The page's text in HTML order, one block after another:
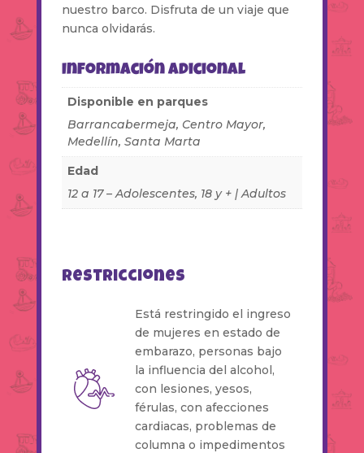
nuestro barco. Disfruta de un viaje que
nunca olvidarás.
Información adicional
Disponible en parques
Barrancabermeja, Centro Mayor,
Medellín, Santa Marta
Edad
12 a 17 – Adolescentes, 18 y + | Adultos
Restricciones
Está restringido el ingreso
de mujeres en estado de
embarazo, personas bajo
la influencia del alcohol,
con lesiones, yesos,
férulas, con afecciones
cardiacas, problemas de
columna o impedimentos